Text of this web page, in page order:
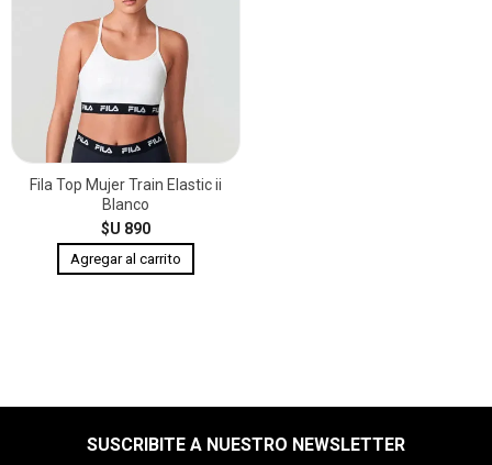
Fila Top Mujer Train Elastic ii
Blanco
$U 890
SUSCRIBITE A NUESTRO NEWSLETTER